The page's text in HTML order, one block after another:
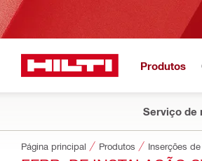
Produtos
Serviço de
Página principal Produtos